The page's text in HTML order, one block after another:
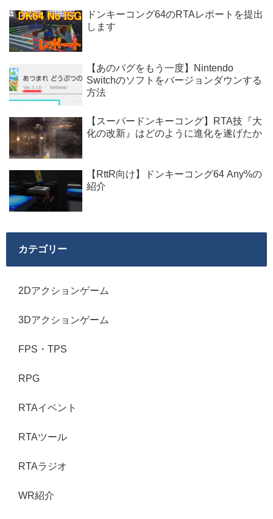
ドンキーコング64のRTAレポートを提出
します
【あのバグをもう一度】Nintendo
Switchのソフトをバージョンダウンする
方法
【スーパードンキーコング】RTA技『大
化の改新』はどのように進化を遂げたか
【RttR向け】ドンキーコング64 Any%の
紹介
カテゴリー
2Dアクションゲーム
3Dアクションゲーム
FPS・TPS
RPG
RTAイベント
RTAツール
RTAラジオ
WR紹介